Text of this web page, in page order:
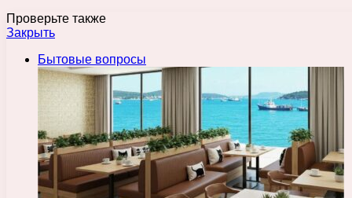
Проверьте также
Закрыть
Бытовые вопросы